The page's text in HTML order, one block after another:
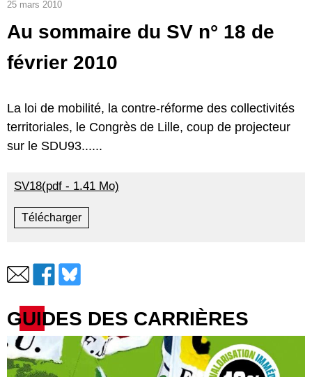
25 mars 2010
Au sommaire du SV n° 18 de
février 2010
La loi de mobilité, la contre-réforme des collectivités
territoriales, le Congrès de Lille, coup de projecteur
sur le SDU93......
SV18(pdf - 1.41 Mo)
Télécharger
GUIDES DES CARRIÈRES